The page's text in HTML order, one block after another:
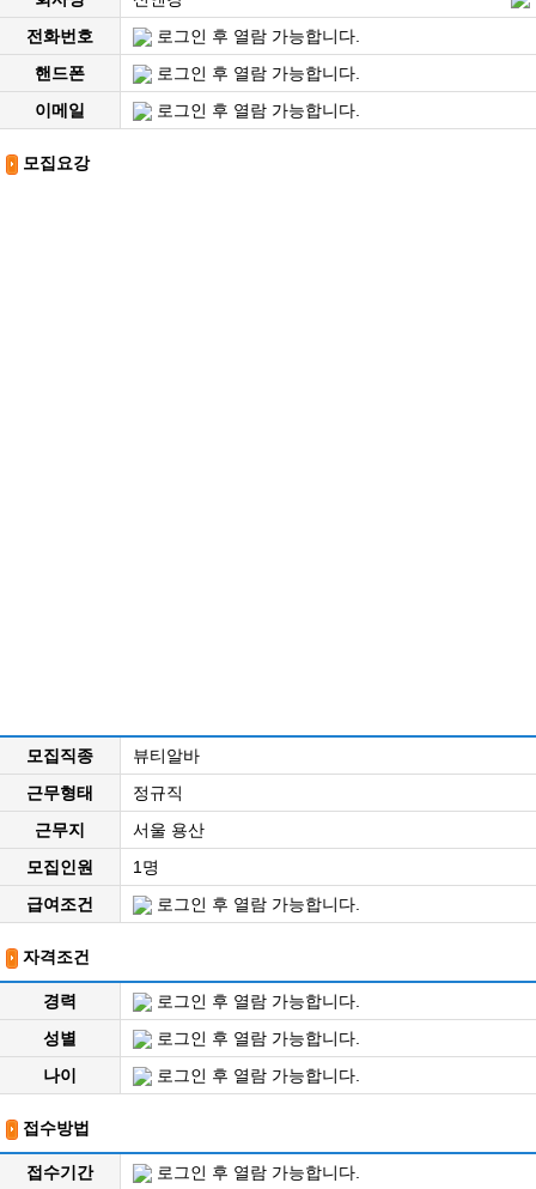
전화번호
로그인 후 열람 가능합니다.
핸드폰
로그인 후 열람 가능합니다.
이메일
로그인 후 열람 가능합니다.
모집요강
모집직종
뷰티알바
근무형태
정규직
근무지
서울 용산
모집인원
1명
급여조건
로그인 후 열람 가능합니다.
자격조건
경력
로그인 후 열람 가능합니다.
성별
로그인 후 열람 가능합니다.
나이
로그인 후 열람 가능합니다.
접수방법
접수기간 로그인 후 열람 가능합니다.